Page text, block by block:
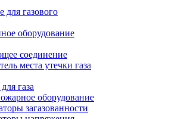
газового
оборудование
соединение
места утечки газа
газа
оборудование
загазованности